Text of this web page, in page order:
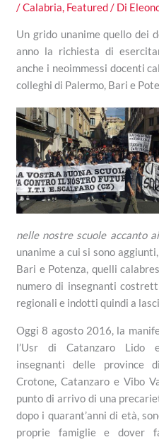
/Calabria, Featured/ Di
Un grido unanime quello dei
anno la richiesta di
anche i neoimmessi docenti
colleghi di Palermo, Bari e
nelle nostre scuole accanto
unanime a cui si sono
Bari e Potenza, quelli
numero di insegnanti
regionali e indotti quindi a
Oggi 8 agosto 2016, la
l’Usr di Catanzaro Lido
insegnanti delle province
Crotone, Catanzaro e Vibo
punto di arrivo di una
dopo i quarant’anni di età,
proprie famiglie e dover